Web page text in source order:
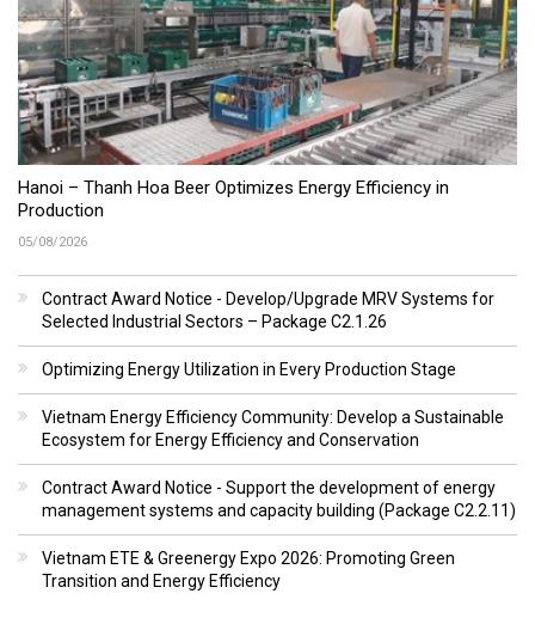
Hanoi – Thanh Hoa Beer Optimizes Energy Efficiency in
Production
05/08/2026
Contract Award Notice - Develop/Upgrade MRV Systems for
Selected Industrial Sectors – Package C2.1.26
Optimizing Energy Utilization in Every Production Stage
Vietnam Energy Efficiency Community: Develop a Sustainable
Ecosystem for Energy Efficiency and Conservation
Contract Award Notice - Support the development of energy
management systems and capacity building (Package C2.2.11)
Vietnam ETE & Greenergy Expo 2026: Promoting Green
Transition and Energy Efficiency